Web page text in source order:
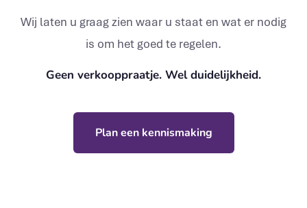
Wij laten u graag zien waar u staat en wat er nodig
is om het goed te regelen.
Geen verkooppraatje. Wel duidelijkheid.
Plan een kennismaking